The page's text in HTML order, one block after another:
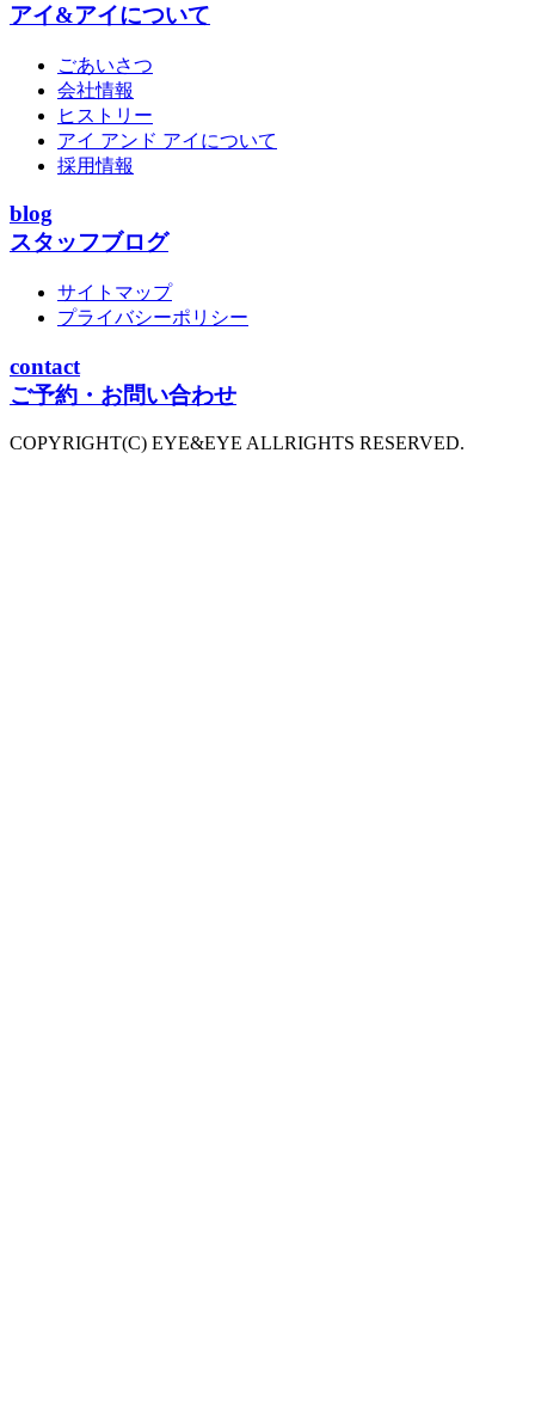
アイ&アイについて
ごあいさつ
会社情報
ヒストリー
アイ アンド アイについて
採用情報
blog
スタッフブログ
サイトマップ
プライバシーポリシー
contact
ご予約・お問い合わせ
COPYRIGHT(C) EYE&EYE ALLRIGHTS RESERVED.